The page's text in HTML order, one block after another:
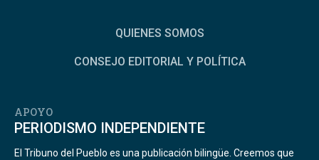
QUIENES SOMOS
CONSEJO EDITORIAL Y POLÍTICA
APOYO
PERIODISMO INDEPENDIENTE
El Tribuno del Pueblo es una publicación bilingüe. Creemos que